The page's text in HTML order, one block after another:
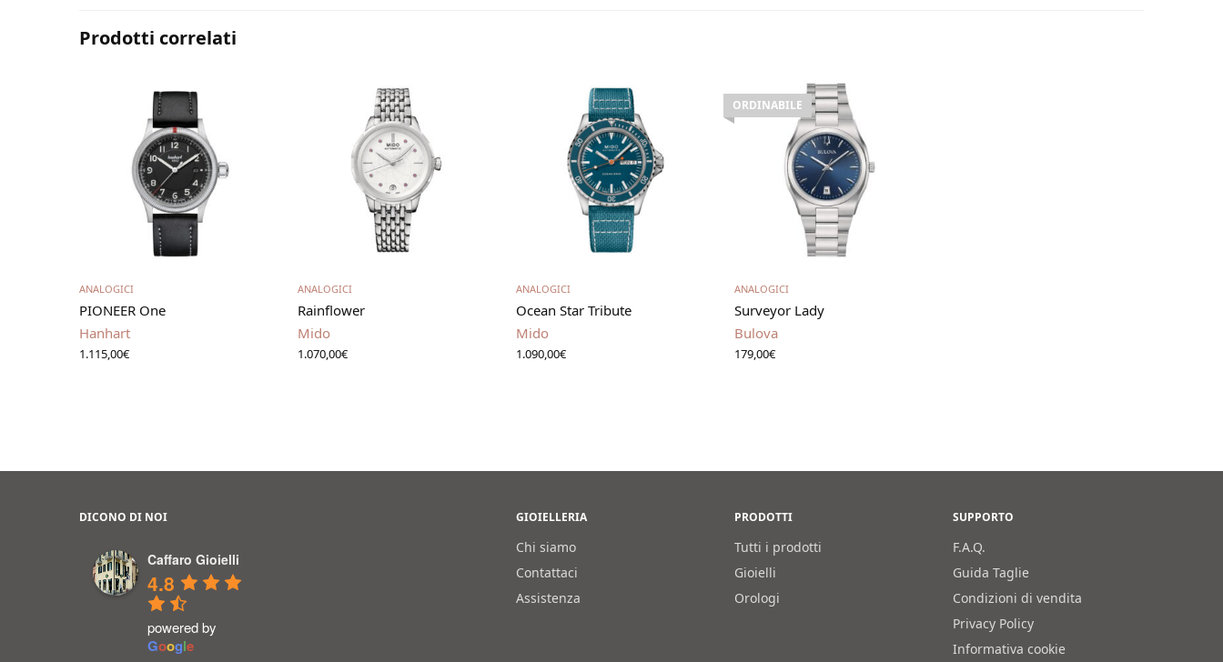
Prodotti correlati
ANALOGICI
PIONEER One
Hanhart
1.115,00€
Aggiungi al carrello
ANALOGICI
Rainflower
Mido
1.070,00€
Aggiungi al carrello
ANALOGICI
Ocean Star Tribute
Mido
1.090,00€
ORDINABILE
ANALOGICI
Surveyor Lady
Bulova
179,00€
DICONO DI NOI
Caffaro Gioielli
4.8
powered by
Google
GIOIELLERIA
Chi siamo
Contattaci
Assistenza
PRODOTTI
Tutti i prodotti
Gioielli
Orologi
SUPPORTO
F.A.Q.
Guida Taglie
Condizioni di vendita
Privacy Policy
Informativa cookie